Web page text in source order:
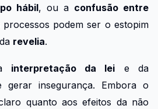
hábil, ou a confusão entre
processos podem ser o estopim
revelia.
interpretação da lei e da
gerar insegurança. Embora o
quanto aos efeitos da não